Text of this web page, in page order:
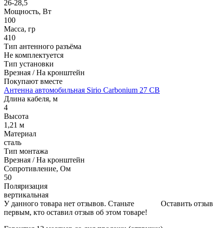
26-28,5
Мощность, Вт
100
Масса, гр
410
Тип антенного разъёма
Не комплектуется
Тип установки
Врезная / На кронштейн
Покупают вместе
Антенна автомобильная Sirio Carbonium 27 CB
Длина кабеля, м
4
Высота
1,21 м
Материал
сталь
Тип монтажа
Врезная / На кронштейн
Сопротивление, Ом
50
Поляризация
вертикальная
Оставить отзыв
У данного товара нет отзывов. Станьте
первым, кто оставил отзыв об этом товаре!